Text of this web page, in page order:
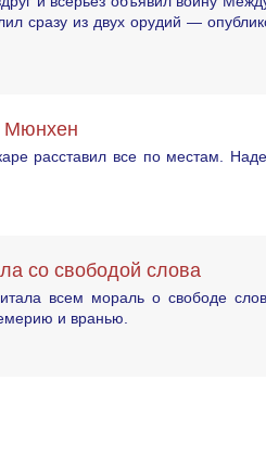
сразу из двух орудий —
Мюнхен
расставил все по местам.
со свободой слова
всем мораль о свободе
и вранью.